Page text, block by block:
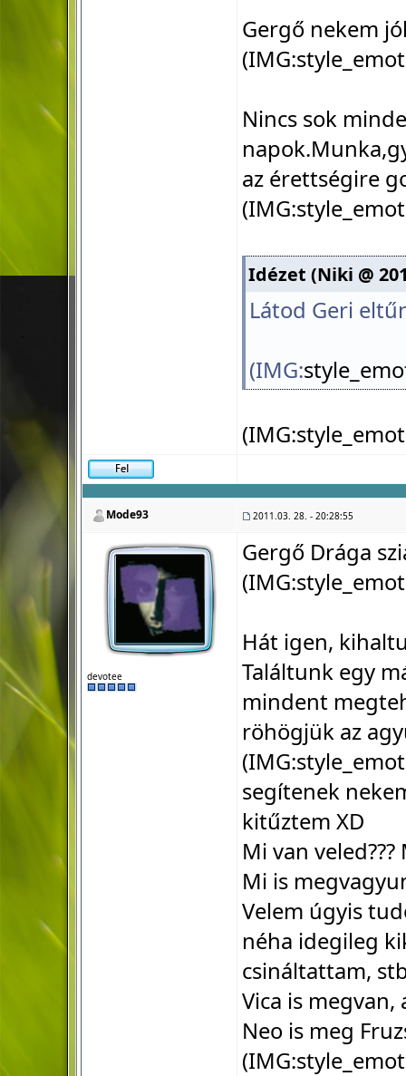
Gergő nekem
(IMG:
Nincs sok
az érettségire
(IMG:
Idézet (Niki @
Látod Geri
(IMG:
(IMG:
Mode93 2011.03. 28. - 20:28:55
devotee
Gergő Drága
(IMG:
Hát igen,
Találtunk egy
mindent
röhögjük az
(IMG:
segítenek
kitűztem XD
Mi van
Mi is
Velem úgyis
néha idegileg
csináltattam,
Vica is
Neo is meg
(IMG: